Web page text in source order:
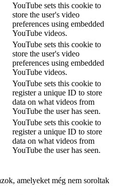
YouTube sets this cookie to
store the user's video
preferences using embedded
YouTube videos.
YouTube sets this cookie to
store the user's video
preferences using embedded
YouTube videos.
YouTube sets this cookie to
register a unique ID to store
data on what videos from
YouTube the user has seen.
YouTube sets this cookie to
register a unique ID to store
data on what videos from
YouTube the user has seen.
amelyeket még nem soroltak